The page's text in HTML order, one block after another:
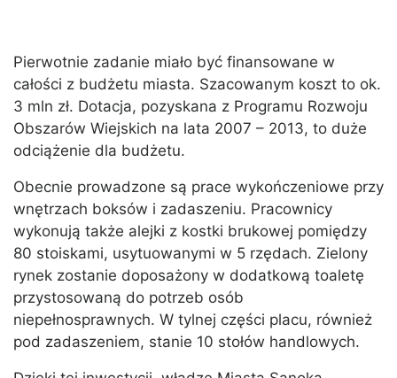
Pierwotnie zadanie miało być finansowane w
całości z budżetu miasta. Szacowanym koszt to ok.
3 mln zł. Dotacja, pozyskana z Programu Rozwoju
Obszarów Wiejskich na lata 2007 – 2013, to duże
odciążenie dla budżetu.
Obecnie prowadzone są prace wykończeniowe przy
wnętrzach boksów i zadaszeniu. Pracownicy
wykonują także alejki z kostki brukowej pomiędzy
80 stoiskami, usytuowanymi w 5 rzędach. Zielony
rynek zostanie doposażony w dodatkową toaletę
przystosowaną do potrzeb osób
niepełnosprawnych. W tylnej części placu, również
pod zadaszeniem, stanie 10 stołów handlowych.